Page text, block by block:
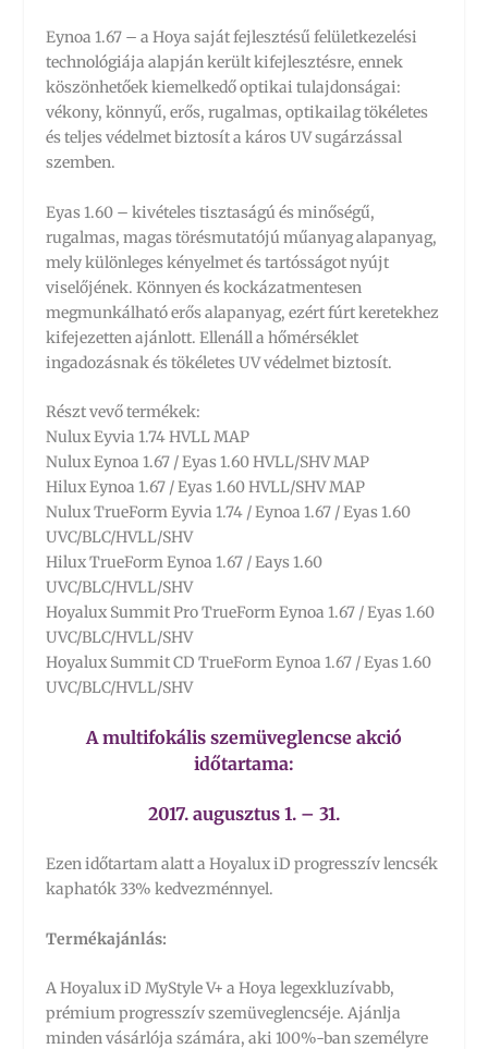
Eynoa 1.67 – a Hoya saját fejlesztésű felületkezelési
technológiája alapján került kifejlesztésre, ennek
köszönhetőek kiemelkedő optikai tulajdonságai:
vékony, könnyű, erős, rugalmas, optikailag tökéletes
és teljes védelmet biztosít a káros UV sugárzással
szemben.
Eyas 1.60 – kivételes tisztaságú és minőségű,
rugalmas, magas törésmutatójú műanyag alapanyag,
mely különleges kényelmet és tartósságot nyújt
viselőjének. Könnyen és kockázatmentesen
megmunkálható erős alapanyag, ezért fúrt keretekhez
kifejezetten ajánlott. Ellenáll a hőmérséklet
ingadozásnak és tökéletes UV védelmet biztosít.
Részt vevő termékek:
Nulux Eyvia 1.74 HVLL MAP
Nulux Eynoa 1.67 / Eyas 1.60 HVLL/SHV MAP
Hilux Eynoa 1.67 / Eyas 1.60 HVLL/SHV MAP
Nulux TrueForm Eyvia 1.74 / Eynoa 1.67 / Eyas 1.60
UVC/BLC/HVLL/SHV
Hilux TrueForm Eynoa 1.67 / Eays 1.60
UVC/BLC/HVLL/SHV
Hoyalux Summit Pro TrueForm Eynoa 1.67 / Eyas 1.60
UVC/BLC/HVLL/SHV
Hoyalux Summit CD TrueForm Eynoa 1.67 / Eyas 1.60
UVC/BLC/HVLL/SHV
A multifokális szemüveglencse akció
időtartama:
2017. augusztus 1. – 31.
Ezen időtartam alatt a Hoyalux iD progresszív lencsék
kaphatók 33% kedvezménnyel.
Termékajánlás:
A Hoyalux iD MyStyle V+ a Hoya legexkluzívabb,
prémium progresszív szemüveglencséje. Ajánlja
minden vásárlója számára, aki 100%-ban személyre